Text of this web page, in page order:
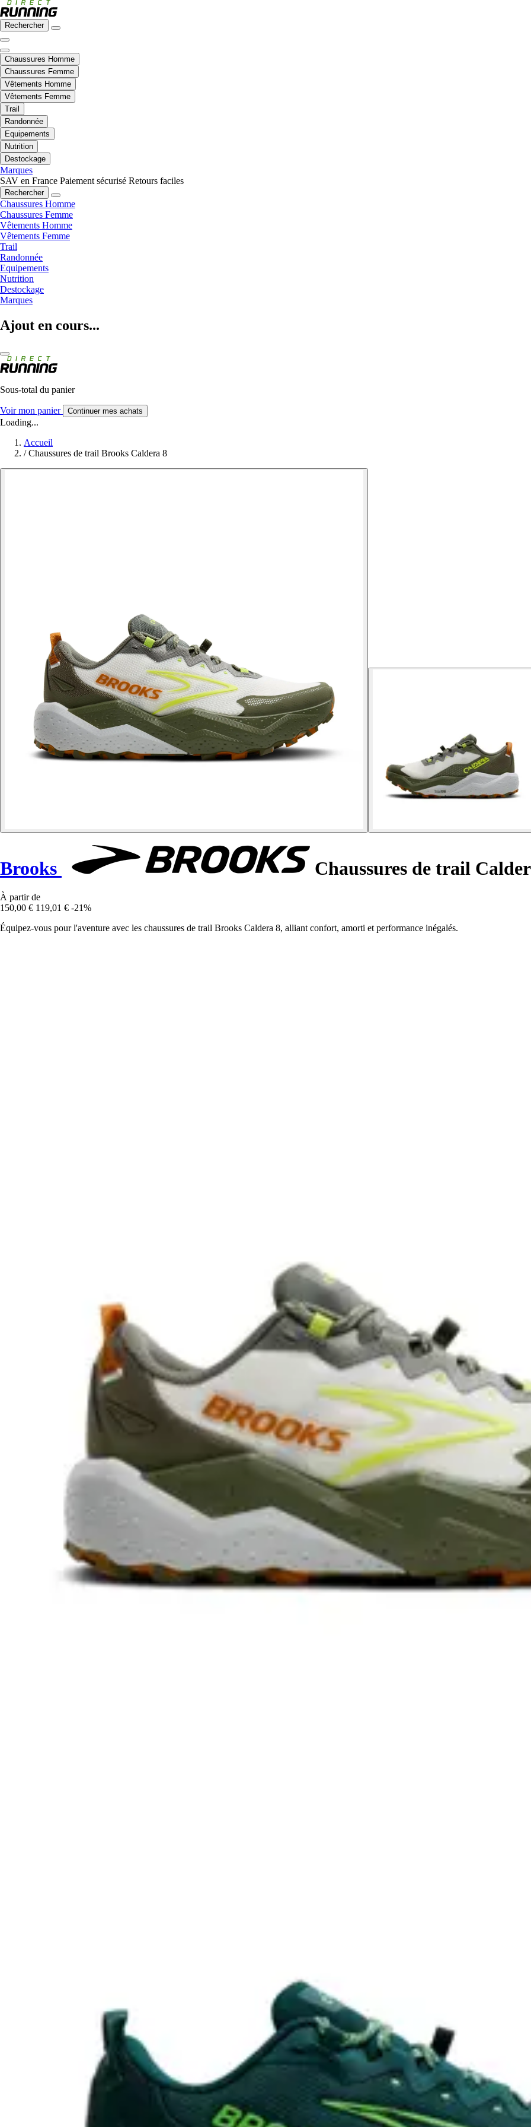
Rechercher
Chaussures Homme
Chaussures Femme
Vêtements Homme
Vêtements Femme
Trail
Randonnée
Equipements
Nutrition
Destockage
Marques
SAV en France Paiement sécurisé Retours faciles
Rechercher
Chaussures Homme
Chaussures Femme
Vêtements Homme
Vêtements Femme
Trail
Randonnée
Equipements
Nutrition
Destockage
Marques
Ajout en cours...
Sous-total du panier
Voir mon panier Continuer mes achats
Loading...
Accueil
/ Chaussures de trail Brooks Caldera 8
Brooks Chaussures de trail
À partir de
150,00 € 119,01 € -21%
Équipez-vous pour l'aventure avec les chaussures de trail Brooks Caldera 8, alliant confort, amorti et performance inégalés.